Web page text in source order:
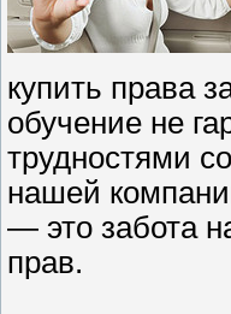
купить права
обучение не
трудностями
нашей
— это забота
прав.